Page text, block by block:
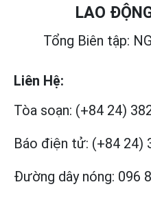
LAO
Tổng Biên tập:
Liên Hệ:
Tòa soạn: (+84 24)
Báo điện tử: (+84 24)
Đường dây nóng: 096